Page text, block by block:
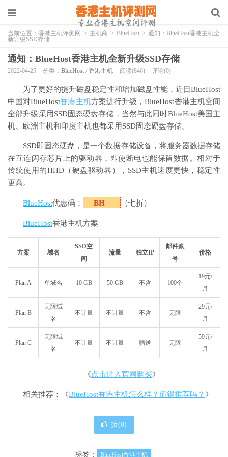
当前位置： 香港主机评测网 > 主机商 > BlueHost > 通知：BlueHost香港主机全
新升级SSD存储
通知：BlueHost香港主机全新升级SSD存储
2022-04-25 分类： BlueHost / 香港主机 阅读(846) 评论(0)
为了更好的提升磁盘稳定性和增加磁盘性能，近日BlueHost
中国对BlueHost香港主机方案进行升级，BlueHost香港主机空间
全部升级采用SSD固态硬盘存储，当然与此同时BlueHost美国主
机、欧洲主机和印度主机也都采用SSD固态硬盘存储。
SSD即固态硬盘，是一个数据存储设备，将服务器数据存储
在互连闪存芯片上的驱动器，即使断电也能保留数据。相对于
传统使用的HHD（硬盘驱动器），SSD主机速度更快，稳定性
更高。
BlueHost优惠码： BH （七折）
BlueHost香港主机方案
方案 域名
SSD空
间
流量 独立IP
邮件账
号
价格
Plan A 单域名 10 GB 50 GB 不含 100个
19元/
月
Plan B
无限域
名
不计量 不计量 不含 无限
29元/
月
Plan C
无限域
名
不计量 不计量 赠送 无限
59元/
月
《点击进入官网购买》
相关推荐：《BlueHost香港主机怎么样？值得推荐吗？ 》
赞(0)
标签： BlueHost香港主机